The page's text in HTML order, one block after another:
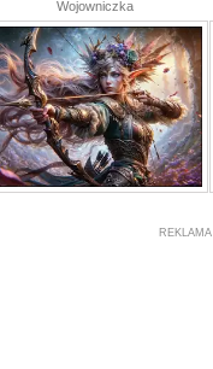
Wojowniczka
REKLAMA